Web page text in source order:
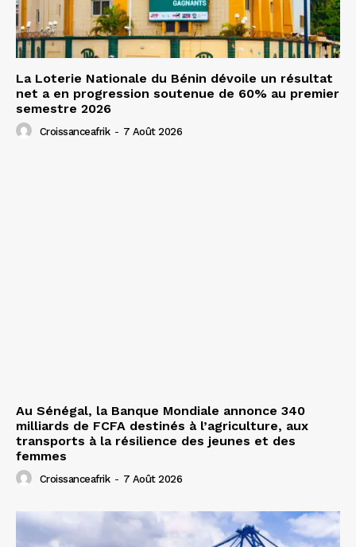
La Loterie Nationale du Bénin dévoile un résultat
net a en progression soutenue de 60% au premier
semestre 2026
Croissanceafrik - 7 Août 2026
Au Sénégal, la Banque Mondiale annonce 340
milliards de FCFA destinés à l’agriculture, aux
transports à la résilience des jeunes et des
femmes
Croissanceafrik - 7 Août 2026